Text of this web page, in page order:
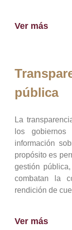
Ver más
pública
La
los
información
propósito es
gestión
combatan la
rendición de
Ver más